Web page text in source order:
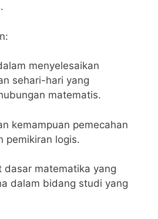
menyelesaikan
sehari-hari yang
matematis.
kemampuan pemecahan
pemikiran logis.
dasar matematika yang
dalam‌ bidang studi⁤ yang